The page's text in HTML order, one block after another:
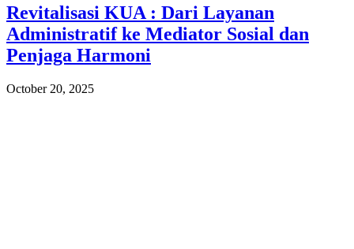
Revitalisasi KUA : Dari Layanan
Administratif ke Mediator Sosial dan
Penjaga Harmoni
October 20, 2025